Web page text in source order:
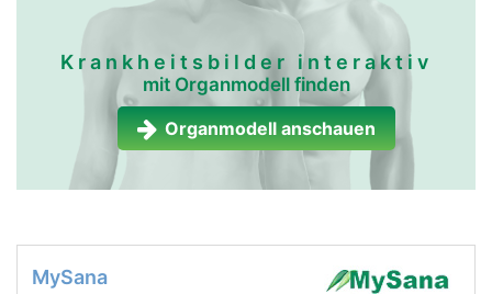
Krankheitsbilder interaktiv
mit Organmodell finden
Organmodell anschauen
MySana